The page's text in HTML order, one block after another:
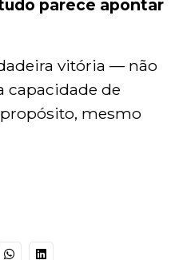
parece apontar
vitória — não
capacidade de
mesmo